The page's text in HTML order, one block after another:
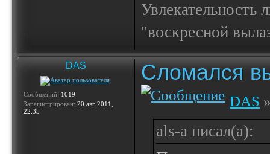
Увлекательность
"воскресной
DAS
Сообщений: 1019
Зарегистрирован: 20 авг 2011,
22:35
Сломался
DAS
als-a писал(а):